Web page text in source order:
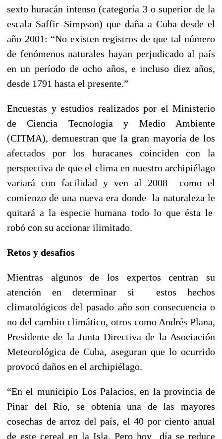
sexto huracán intenso (categoría 3 o superior de la
escala Saffir–Simpson) que daña a Cuba desde el
año 2001: “No existen registros de que tal número
de fenómenos naturales hayan perjudicado al país
en un período de ocho años, e incluso diez años,
desde 1791 hasta el presente.”
Encuestas y estudios realizados por el Ministerio
de Ciencia Tecnología y Medio Ambiente
(CITMA), demuestran que la gran mayoría de los
afectados por los huracanes coinciden con la
perspectiva de que el clima en nuestro archipiélago
variará con facilidad y ven al 2008 como el
comienzo de una nueva era donde la naturaleza le
quitará a la especie humana todo lo que ésta le
robó con su accionar ilimitado.
Retos y desafíos
Mientras algunos de los expertos centran su
atención en determinar si estos hechos
climatológicos del pasado año son consecuencia o
no del cambio climático, otros como Andrés Plana,
Presidente de la Junta Directiva de la Asociación
Meteorológica de Cuba, aseguran que lo ocurrido
provocó daños en el archipiélago.
“En el municipio Los Palacios, en la provincia de
Pinar del Río, se obtenía una de las mayores
cosechas de arroz del país, el 40 por ciento anual
de este cereal en la Isla. Pero hoy día se reduce